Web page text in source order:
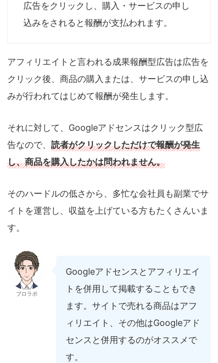
広告をクリックし、購入・サービスの申し
込みをされると報酬が支払われます。
アフィリエイトと言われる成果報酬型広告は広告を
クリック後、商品の購入または、サービスの申し込
みが行われてはじめて報酬が発生します。
それに対して、Googleアドセンスはクリック型広
告なので、 読者がクリックしただけで報酬が発生
し、商品を購入したかは問われません。
そのハードルの低さから、多忙な会社員も副業でサ
イトを運営し、収益を上げている方もたくさんいま
す。
ブロラボ
Googleアドセンスとアフィリエイ
トを併用して掲載することもでき
ます。サイトで売れる商品はアフ
ィリエイト、その他はGoogleアド
センスと併用するのがオススメで
す。